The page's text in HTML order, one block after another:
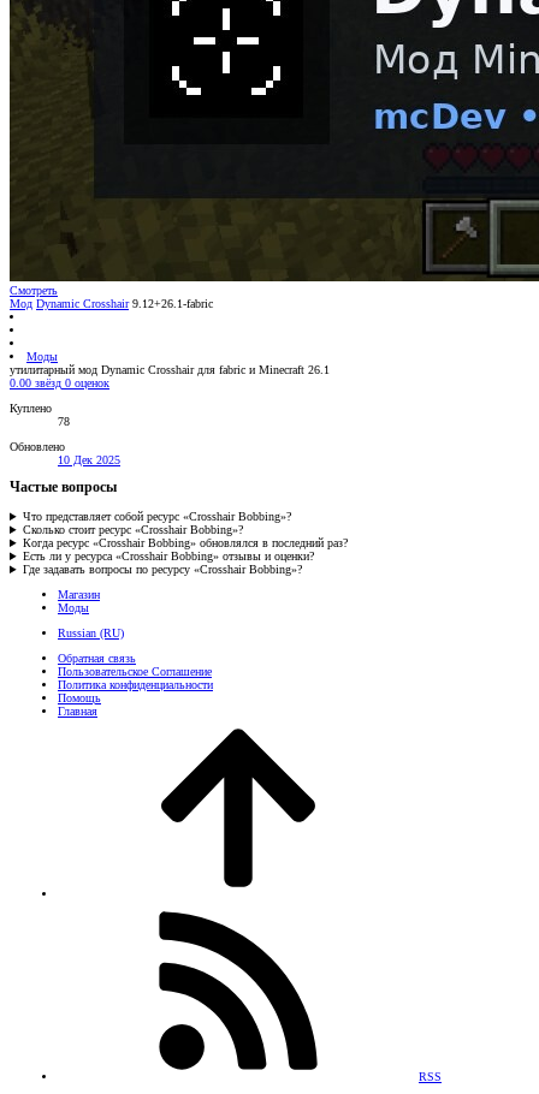
Смотреть
Мод Dynamic Crosshair 9.12+26.1-fabric
Моды
утилитарный мод Dynamic Crosshair для fabric и Minecraft 26.1
0.00 звёзд 0 оценок
Куплено
78
Обновлено
10 Дек 2025
Частые вопросы
Что представляет собой ресурс «Crosshair Bobbing»?
Сколько стоит ресурс «Crosshair Bobbing»?
Когда ресурс «Crosshair Bobbing» обновлялся в последний раз?
Есть ли у ресурса «Crosshair Bobbing» отзывы и оценки?
Где задавать вопросы по ресурсу «Crosshair Bobbing»?
Магазин
Моды
Russian (RU)
Обратная связь
Пользовательское Соглашение
Политика конфиденциальности
Помощь
Главная
RSS